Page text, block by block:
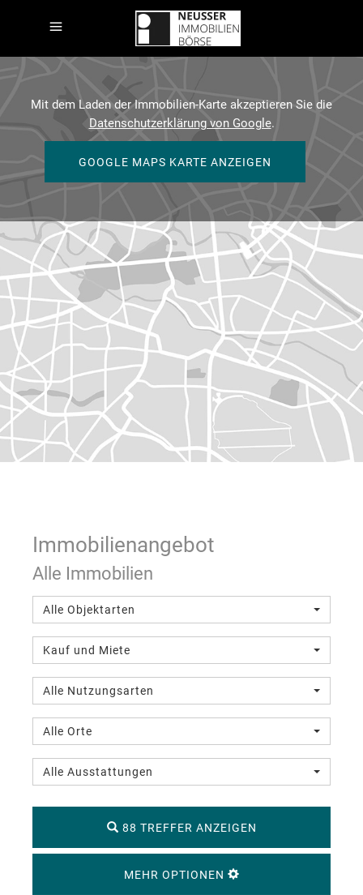
Mit dem Laden der Immobilien-Karte akzeptieren Sie die
Datenschutzerklärung von Google.
GOOGLE MAPS KARTE ANZEIGEN
Immobilien­angebot
Alle Immobilien
Alle Objektarten
Kauf und Miete
Alle Nutzungsarten
Alle Orte
Alle Ausstattungen
88 TREFFER ANZEIGEN
MEHR OPTIONEN